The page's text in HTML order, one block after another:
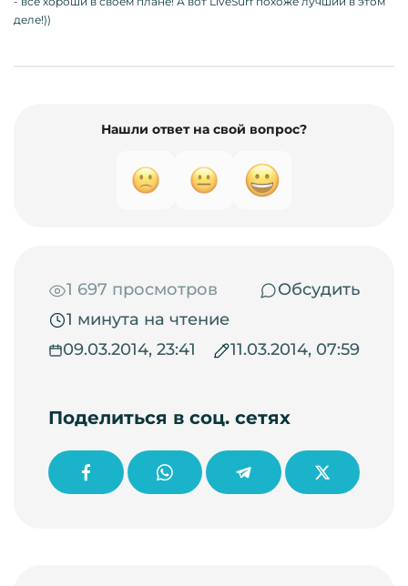
деле!))
Нашли ответ на свой вопрос?
1 697 просмотров
Обсудить
1 минута на чтение
09.03.2014, 23:41
11.03.2014, 07:59
Поделиться в соц. сетях